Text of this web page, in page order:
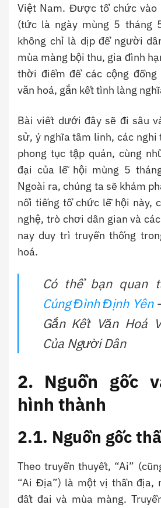
Việt Nam. Được tổ chức
(tức là ngày mùng 5 tháng
không chỉ là dịp để người
mùa màng bội thu, gia đình
thời điểm để các cộng
văn hoá, gắn kết tình làng
Bài viết dưới đây sẽ đi sâu
sử, ý nghĩa tâm linh, các
phong tục tập quán, cùng
đại của lễ hội mùng 5
Ngoài ra, chúng ta sẽ khám
nổi tiếng tổ chức lễ hội này,
nghệ, trò chơi dân gian và
nay duy trì truyền thống
hoá.
Có thể bạn quan
Cúng Đình Định Yên
Gắn Kết Văn Hoá
Của Người Dân
2. Nguồn gốc
hình thành
2.1. Nguồn gốc
Theo truyền thuyết, “Ai”
“Ai Địa”) là một vị thần địa,
đất đai và mùa màng.